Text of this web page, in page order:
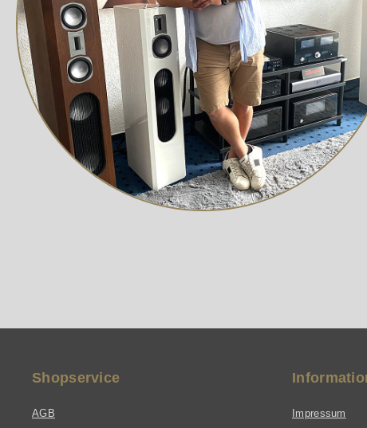
Verfärbungen entscheidend reduziert werden konnten.
lassen sich die Lautsprecher auch in Bücherregalen
Shopservice
AGB
Impressum